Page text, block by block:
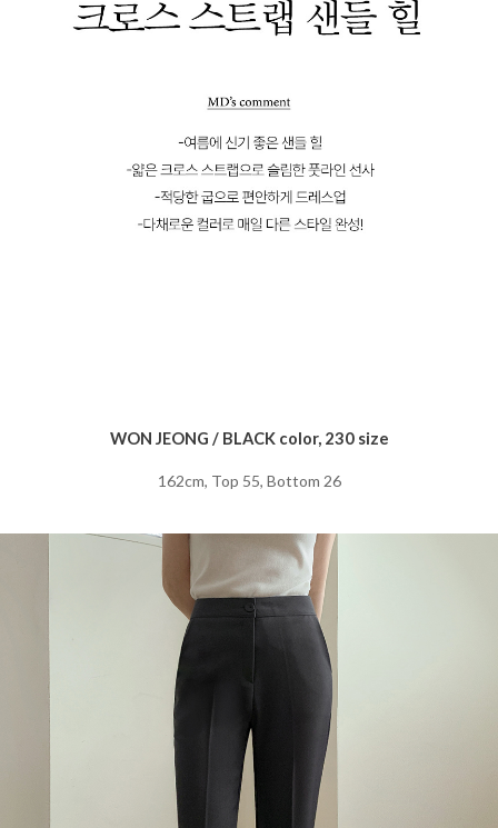
WON JEONG / BLACK color, 230 size
162cm, Top 55, Bottom 26